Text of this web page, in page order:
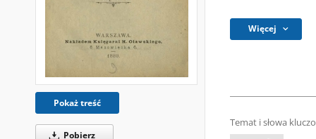
Pokaż treść
Pobierz
Więcej
Temat i słowa